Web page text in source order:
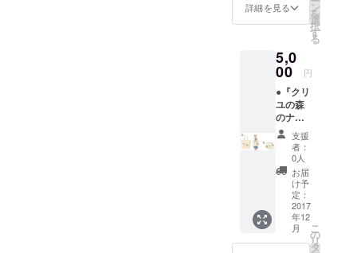
------- 各
商品の
トップ
ページ
でご確
認くだ
さい。
頂けま
帳 A７
手のひ
らサイ
ズ
（W7.4
×H10.5
cm）
100ペー
ジ -------
-----------
-----------
-----------
-----------
- 各商品
の大き
な画像
10oz
イメー
ジで絵
柄の大
きさや
位置は
多少異
なる場
合があ
りま
す。 ③
缶バッ
ジ3個
セット
※トップ
ページ
に掲載
（W30×
H20×D
10cm）
コット
ン生地
③Lサイ
ズトー
トバッ
ク
（W48×
H40×D
15ｃ
ｍ）
12oz
コット
ン生地
※写真は
イメー
ジで絵
詳細を見る ン
を
選
択
す
る
5,0
00 円
●『クリ
ユの森
のナル
ビィ』
グッズ
【I】
セット
①手書
きお礼
状 ②L
サイズ
トート
バック
支援
者：
0人
お届
け予
定：
2017
年12
月
こ
の
リ
タ